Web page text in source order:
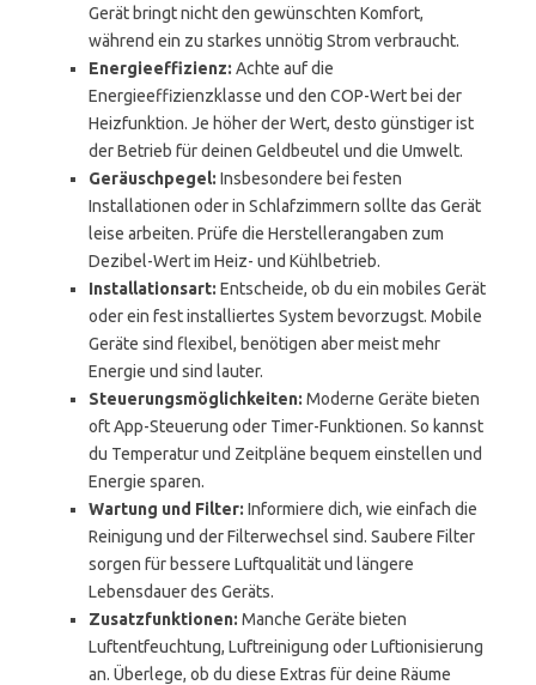
Gerät bringt nicht den gewünschten Komfort,
während ein zu starkes unnötig Strom verbraucht.
Energieeffizienz: Achte auf die
Energieeffizienzklasse und den COP-Wert bei der
Heizfunktion. Je höher der Wert, desto günstiger ist
der Betrieb für deinen Geldbeutel und die Umwelt.
Geräuschpegel: Insbesondere bei festen
Installationen oder in Schlafzimmern sollte das Gerät
leise arbeiten. Prüfe die Herstellerangaben zum
Dezibel-Wert im Heiz- und Kühlbetrieb.
Installationsart: Entscheide, ob du ein mobiles Gerät
oder ein fest installiertes System bevorzugst. Mobile
Geräte sind flexibel, benötigen aber meist mehr
Energie und sind lauter.
Steuerungsmöglichkeiten: Moderne Geräte bieten
oft App-Steuerung oder Timer-Funktionen. So kannst
du Temperatur und Zeitpläne bequem einstellen und
Energie sparen.
Wartung und Filter: Informiere dich, wie einfach die
Reinigung und der Filterwechsel sind. Saubere Filter
sorgen für bessere Luftqualität und längere
Lebensdauer des Geräts.
Zusatzfunktionen: Manche Geräte bieten
Luftentfeuchtung, Luftreinigung oder Luftionisierung
an. Überlege, ob du diese Extras für deine Räume